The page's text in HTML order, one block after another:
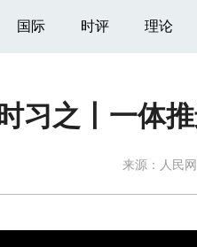
国际 时评 理论
时习之丨一体
来源： 人民